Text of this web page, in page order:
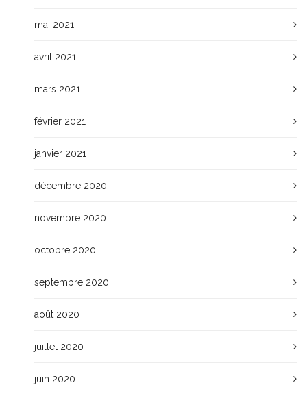
mai 2021
avril 2021
mars 2021
février 2021
janvier 2021
décembre 2020
novembre 2020
octobre 2020
septembre 2020
août 2020
juillet 2020
juin 2020